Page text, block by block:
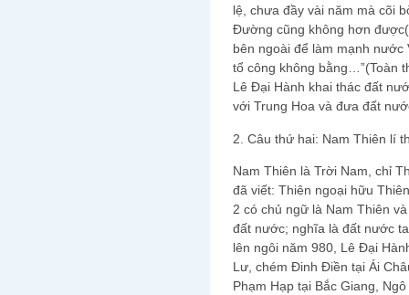
lệ, chưa đầy vài năm mà cõi
Đường cũng không hơn
bên ngoài để làm mạnh
tổ công không bằng…”(Toàn
Lê Đại Hành khai thác đất
với Trung Hoa và đưa đất
2. Câu thứ hai: Nam Thiên lí
Nam Thiên là Trời Nam, chỉ
đã viết: Thiên ngoại hữu
2 có chủ ngữ là Nam Thiên
đất nước; nghĩa là đất nước
lên ngôi năm 980, Lê Đại
Lư, chém Đinh Điền tại Ái
Phạm Hạp tại Bắc Giang,